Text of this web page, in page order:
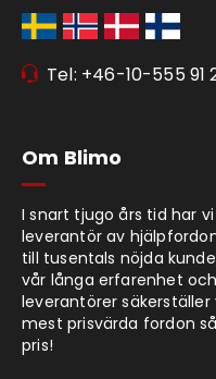
Tel: +46-10-555 91
Om Blimo
I snart tjugo års tid har
leverantör av
till tusentals nöjda
vår långa erfarenhet
leverantörer
mest prisvärda fordon
pris!